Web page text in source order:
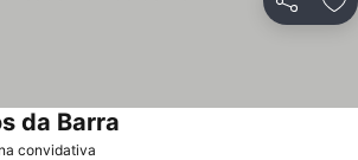
Partilhar
convidativa
da Barra